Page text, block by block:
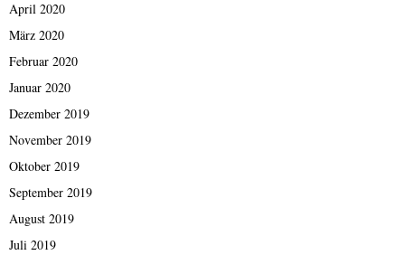
April 2020
März 2020
Februar 2020
Januar 2020
Dezember 2019
November 2019
Oktober 2019
September 2019
August 2019
Juli 2019